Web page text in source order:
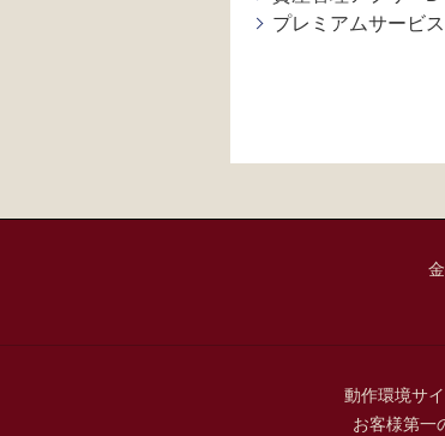
プレミアムサービス
動作環境サ
お客様第一